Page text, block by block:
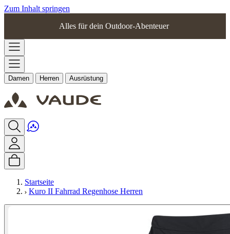
Zum Inhalt springen
Alles für dein Outdoor-Abenteuer
Damen Herren Ausrüstung
Startseite
Kuro II Fahrrad Regenhose Herren